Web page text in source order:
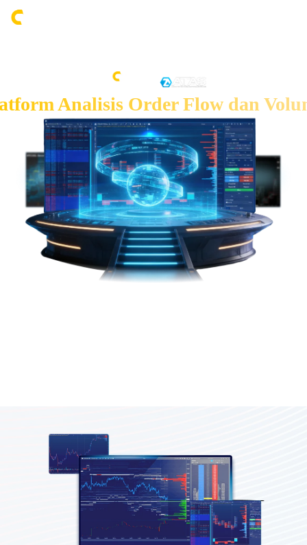
Analisis Order Flow dan